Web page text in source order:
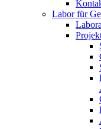
Labor für